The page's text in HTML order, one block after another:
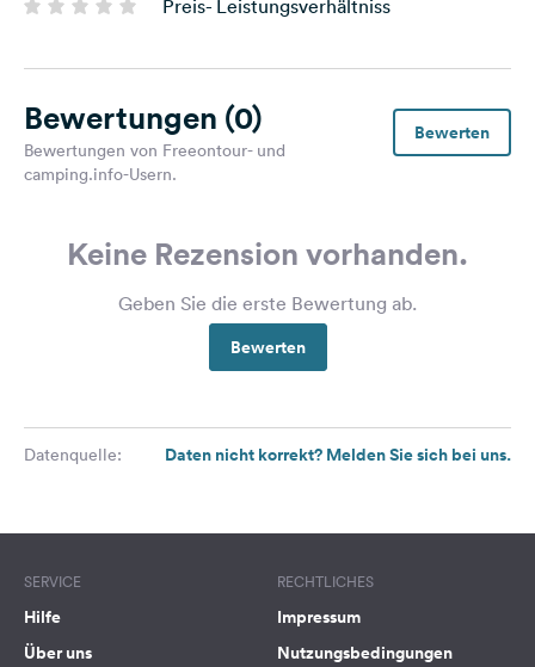
Preis- Leistungsverhältniss
Bewertungen (0)
Bewertungen von Freeontour- und
camping.info-Usern.
Bewerten
Keine Rezension vorhanden.
Geben Sie die erste Bewertung ab.
Bewerten
Datenquelle: Daten nicht korrekt? Melden Sie sich bei uns.
SERVICE
Hilfe
Über uns
RECHTLICHES
Impressum
Nutzungsbedingungen